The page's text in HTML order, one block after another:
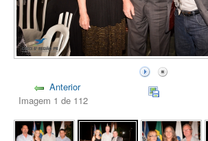
Anterior
Imagem 1 de 112